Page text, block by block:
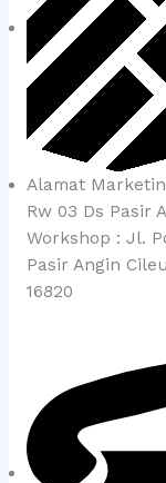
Alamat
Rw 03 Ds Pasir
Workshop : Jl.
Pasir Angin
16820